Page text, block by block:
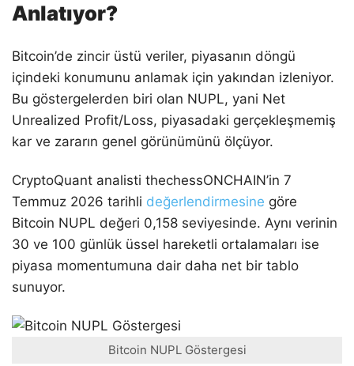
Anlatıyor?
Bitcoin’de zincir üstü veriler, piyasanın döngü
içindeki konumunu anlamak için yakından izleniyor.
Bu göstergelerden biri olan NUPL, yani Net
Unrealized Profit/Loss, piyasadaki gerçekleşmemiş
kar ve zararın genel görünümünü ölçüyor.
CryptoQuant analisti thechessONCHAIN’in 7
Temmuz 2026 tarihli değerlendirmesine göre
Bitcoin NUPL değeri 0,158 seviyesinde. Aynı verinin
30 ve 100 günlük üssel hareketli ortalamaları ise
piyasa momentumuna dair daha net bir tablo
sunuyor.
Bitcoin NUPL Göstergesi